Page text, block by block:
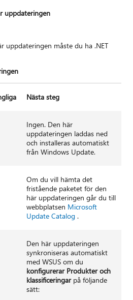
uppdateringen
uppdateringen måste du ha .NET
Nästa steg
Ingen. Den här
uppdateringen laddas ned
och installeras automatiskt
från Windows Update.
Om du vill hämta det
fristående paketet för den
här uppdateringen går du till
webbplatsen Microsoft
Update Catalog .
Den här uppdateringen
synkroniseras automatiskt
med WSUS om du
konfigurerar Produkter och
klassificeringarpå följande
sätt: